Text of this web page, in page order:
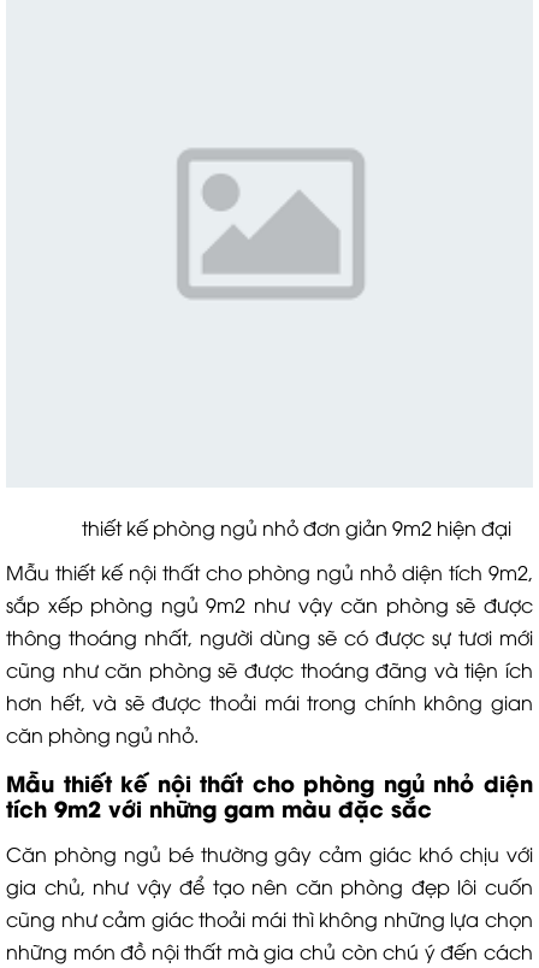
thiết kế phòng ngủ nhỏ đơn giản 9m2 hiện đại
Mẫu thiết kế nội thất cho phòng ngủ nhỏ diện tích 9m2,
sắp xếp phòng ngủ 9m2 như vậy căn phòng sẽ được
thông thoáng nhất, người dùng sẽ có được sự tươi mới
cũng như căn phòng sẽ được thoáng đãng và tiện ích
hơn hết, và sẽ được thoải mái trong chính không gian
căn phòng ngủ nhỏ.
Mẫu thiết kế nội thất cho phòng ngủ nhỏ diện
tích 9m2 với những gam màu đặc sắc
Căn phòng ngủ bé thường gây cảm giác khó chịu với
gia chủ, như vậy để tạo nên căn phòng đẹp lôi cuốn
cũng như cảm giác thoải mái thì không những lựa chọn
những món đồ nội thất mà gia chủ còn chú ý đến cách